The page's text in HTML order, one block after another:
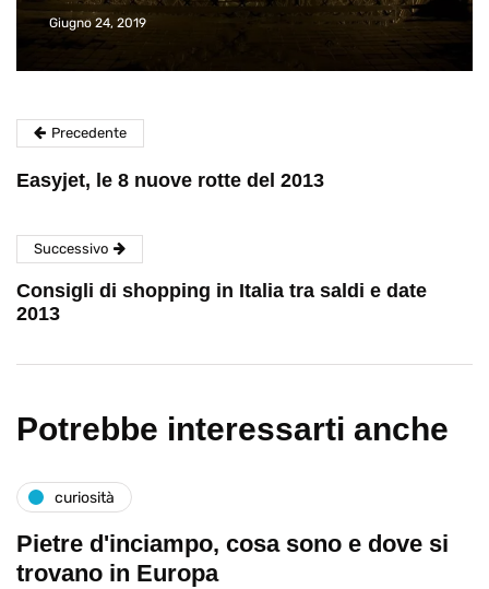
Giugno 24, 2019
Precedente
Easyjet, le 8 nuove rotte del 2013
Successivo
Consigli di shopping in Italia tra saldi e date
2013
Potrebbe interessarti anche
curiosità
Pietre d'inciampo, cosa sono e dove si
trovano in Europa